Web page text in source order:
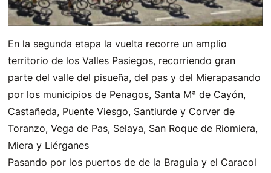
En la segunda etapa la vuelta recorre un amplio
territorio de los Valles Pasiegos, recorriendo gran
parte del valle del pisueña, del pas y del Mierapasando
por los municipios de Penagos, Santa Mª de Cayón,
Castañeda, Puente Viesgo, Santiurde y Corver de
Toranzo, Vega de Pas, Selaya, San Roque de Riomiera,
Miera y Liérganes
Pasando por los puertos de de la Braguia y el Caracol